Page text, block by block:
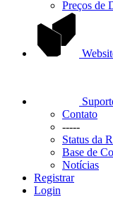
Preços de
Contato
-----
Status da
Base de
Notícias
Registrar
Login